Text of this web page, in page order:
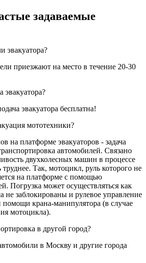
задаваемые
эвакуатора?
приезжают на место в течение 20-30
эвакуатора?
эвакуатора бесплатна!
мототехники?
на платформе эвакуаторов - задача
автомобилей. Связано
двухколесных машин в процессе
труднее. Так, мотоцикл, руль которого не
на платформе с помощью
Погрузка может осуществляться как
не заблокированы и рулевое управление
помощи крана-манипулятора (в случае
мотоцикла).
в другой город?
в Москву и другие города